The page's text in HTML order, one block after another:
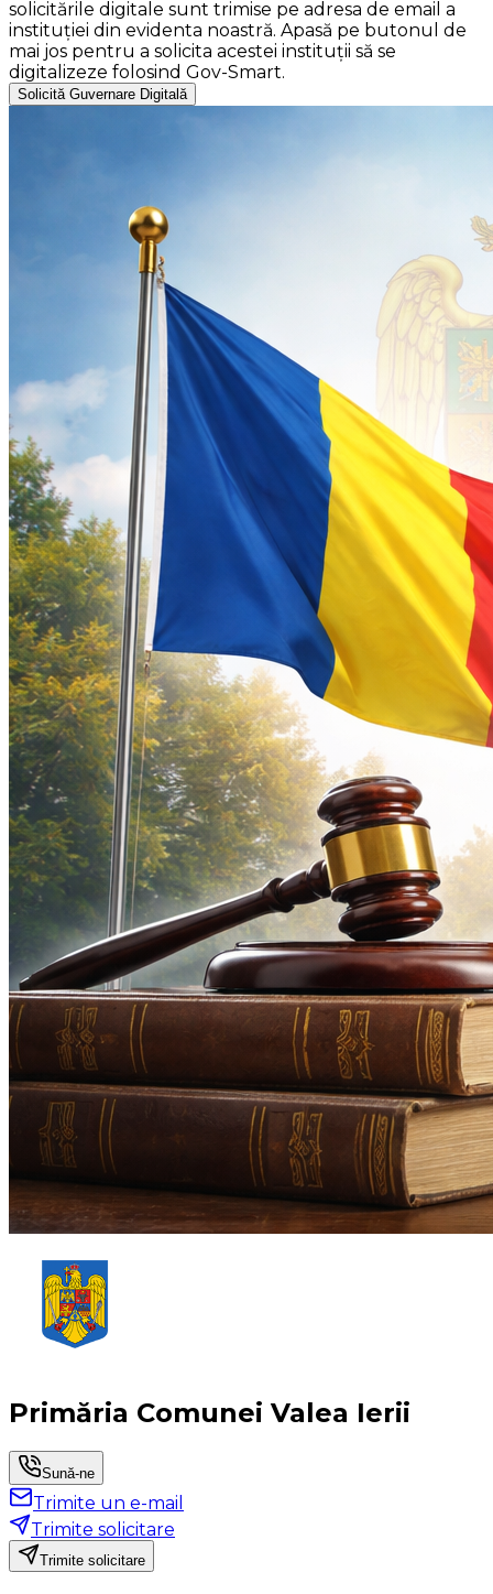
solicitările digitale sunt trimise pe adresa de email a
instituției din evidenta noastră. Apasă pe butonul de
mai jos pentru a solicita acestei instituții să se
digitalizeze folosind Gov-Smart.
Solicită Guvernare Digitală
Primăria Comunei Valea Ierii
Sună-ne
Trimite un e-mail
Trimite solicitare
Trimite solicitare